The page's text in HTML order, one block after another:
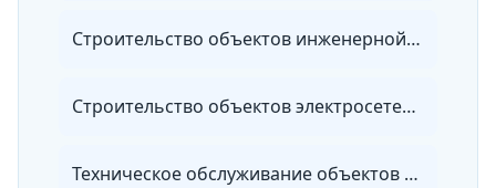
Строительство объектов инженерной инфраструктуры окружающей среды
Строительство объектов электросетевого хозяйства
Техническое обслуживание объектов жилищно-коммунального хозяйства и городской инфраструктуры